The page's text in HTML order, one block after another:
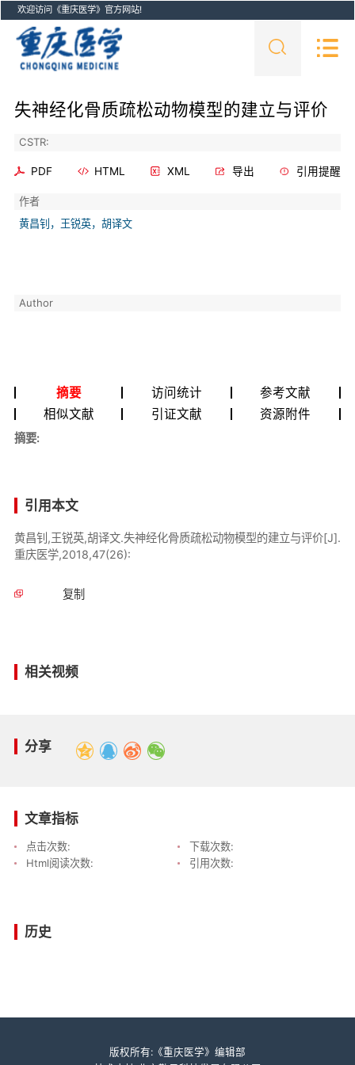
欢迎访问《重庆医学》官方网站!
失神经化骨质疏松动物模型的建立与评价
CSTR:
PDF HTML XML 导出 引用提醒
作者
黄昌钊，王锐英，胡译文
Author
摘要 访问统计
参考文献
相似文献
引证文献 资源附件
摘要:
引用本文
黄昌钊,王锐英,胡译文.失神经化骨质疏松动物模型的建立与评价[J].
重庆医学,2018,47(26):
复制
相关视频
分享
文章指标
点击次数:
下载次数:
Html阅读次数:
引用次数:
历史
版权所有:《重庆医学》编辑部